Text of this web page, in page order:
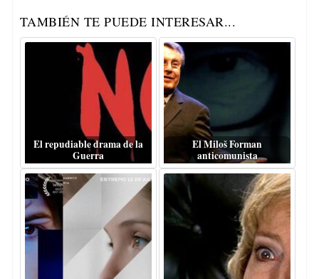
TAMBIÉN TE PUEDE INTERESAR...
El repudiable drama de la
Guerra
El Miloš Forman
anticomunista